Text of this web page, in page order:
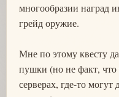
многообразии наград
грейд оружие.
Мне по этому квесту
пушки (но не факт, что
серверах, где-то могут